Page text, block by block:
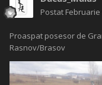
Postat Februarie
Proaspat posesor de
Rasnov/Brasov